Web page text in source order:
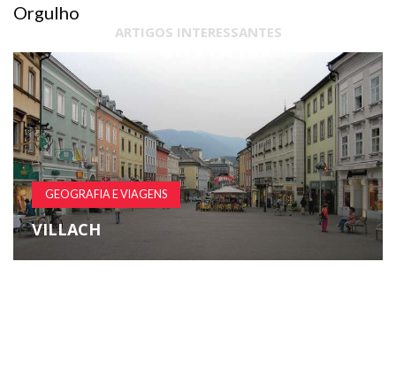
Orgulho
ARTIGOS INTERESSANTES
GEOGRAFIA E VIAGENS
VILLACH